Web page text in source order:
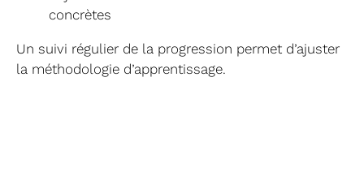
concrètes
Un suivi régulier de la progression permet d’ajuster
la méthodologie d’apprentissage.